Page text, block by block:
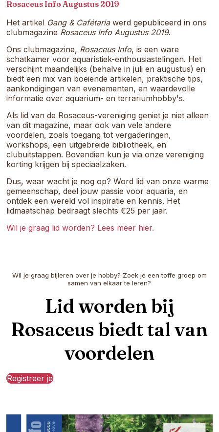
samenkomt.
Rosaceus Info Augustus 2019
Het artikel Gang & Cafétariawerd gepubliceerd in ons
clubmagazine Rosaceus Info Augustus 2019.
Ons clubmagazine, Rosaceus Info, is een ware
schatkamer voor aquaristiek-enthousiastelingen. Het
verschijnt maandelijks (behalve in juli en augustus) en
biedt een mix van boeiende artikelen, praktische tips,
aankondigingen van evenementen, en waardevolle
informatie over aquarium- en terrariumhobby's.
Als lid van de Rosaceus-vereniging geniet je niet alleen
van dit magazine, maar ook van vele andere
voordelen, zoals toegang tot vergaderingen,
workshops, een uitgebreide bibliotheek, en
clubuitstappen. Bovendien kun je via onze vereniging
korting krijgen bij speciaalzaken.
Dus, waar wacht je nog op? Word lid van onze warme
gemeenschap, deel jouw passie voor aquaria, en
ontdek een wereld vol inspiratie en kennis. Het
lidmaatschap bedraagt slechts €25 per jaar.
Wil je graag lid worden? Lees meer hier.
Wil je graag bijleren over je hobby? Zoek je een toffe groep om
samen van elkaar te leren?
Lid worden bij
Rosaceus biedt tal van
voordelen
Registreer je